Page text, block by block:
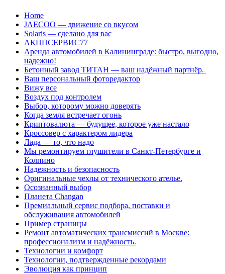
Перейти
содержанию
Home
JAECOO — движение со вкусом
Solaris — сделано для вас
АКППСЕРВИС77
Аренда автомобилей в Калининграде: быстро, выгодно,
надежно!
Бетонный завод ТИТАН — ваш надёжный партнёр.
Ваш персональный фоторедактор
Вижу все
Воздух под контролем
Выбор, которому можно доверять
Когда земля встречает огонь
Криптовалюта — будущее, которое уже настало
Кроссовер с характером лидера
Лада — то, что надо
Мы ремонтируем глушители в Санкт-Петербурге и
Колпино
Надежность и безопасность
Оригинальные чехлы от технического ателье.
Осознанный выбор
Планета Changan
Премиальный сервис подбора, поставки и
обслуживания автомобилей
Пример страницы
Ремонт автоматических трансмиссий в Москве:
профессионализм и надёжность.
Технологии и комфорт
Технологии, подтвержденные рекордами
Эволюция как принцип